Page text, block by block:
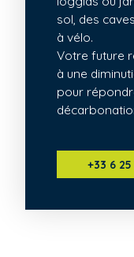
sol, des
à vélo.
Votre future
à une
pour
+33 6 25